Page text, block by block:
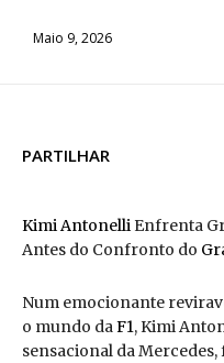
Maio 9, 2026
PARTILHAR
Kimi Antonelli Enfrenta
Antes do Confronto do
Num emocionante
o mundo daF1, Kimi
sensacional da